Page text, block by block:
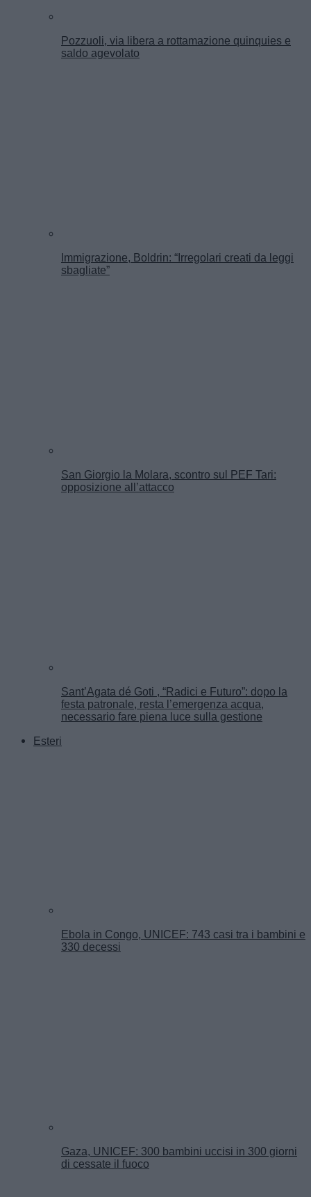
Pozzuoli, via libera a rottamazione quinquies e
saldo agevolato
Immigrazione, Boldrin: “Irregolari creati da leggi
sbagliate”
San Giorgio la Molara, scontro sul PEF Tari:
opposizione all’attacco
Sant’Agata dé Goti , “Radici e Futuro”: dopo la
festa patronale, resta l’emergenza acqua,
necessario fare piena luce sulla gestione
Esteri
Ebola in Congo, UNICEF: 743 casi tra i bambini e
330 decessi
Gaza, UNICEF: 300 bambini uccisi in 300 giorni
di cessate il fuoco